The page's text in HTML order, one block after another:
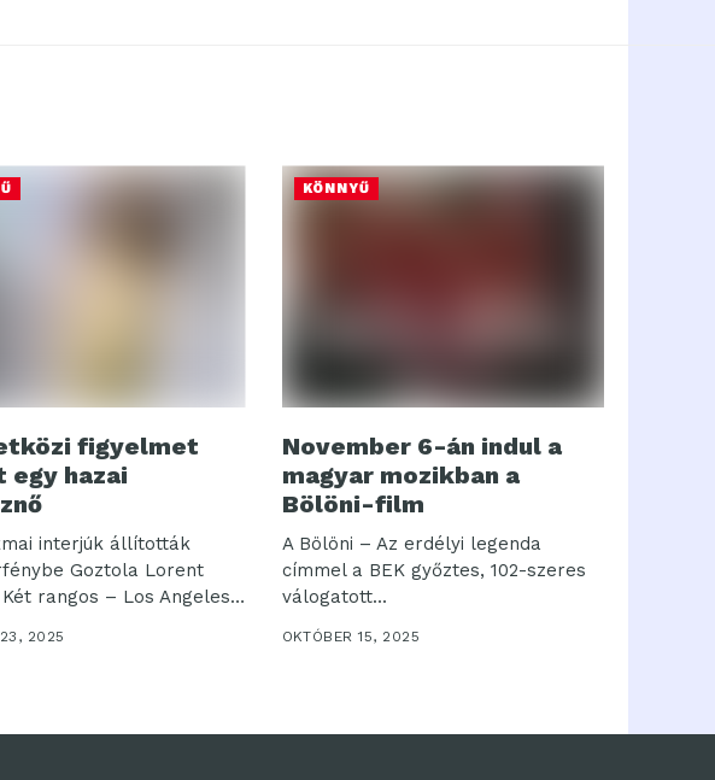
figyelmet
egy hazai
interjúk állították
Goztola Lorent
rangos – Los Angeles-
2025
KÖNNYŰ
November 6-án indul a
magyar mozikban a
Bölöni-film
A Bölöni – Az erdélyi legenda
címmel a BEK győztes, 102-szeres
válogatott...
OKTÓBER 15, 2025